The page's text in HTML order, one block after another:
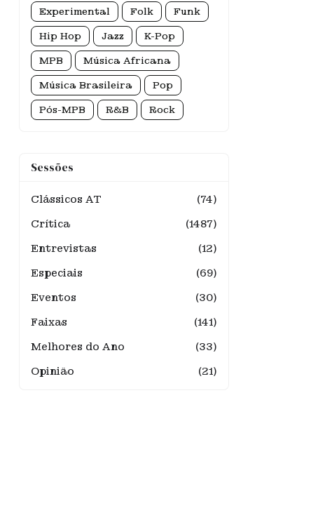
Experimental Folk Funk
Hip Hop Jazz K-Pop
MPB Música Africana
Música Brasileira Pop
Pós-MPB R&B Rock
Sessões
Clássicos AT
(74)
Crítica
(1487)
Entrevistas
(12)
Especiais
(69)
Eventos
(30)
Faixas
(141)
Melhores do Ano
(33)
Opinião
(21)